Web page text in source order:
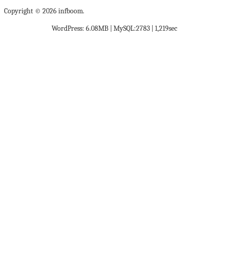
Copyright © 2026 infboom.
WordPress: 6.08MB | MySQL:2783 | 1,219sec